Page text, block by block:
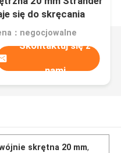
się do skręcania
przemysłowych
：negocjowalne
Skontaktuj się z
nami
skrętna 20 mm,